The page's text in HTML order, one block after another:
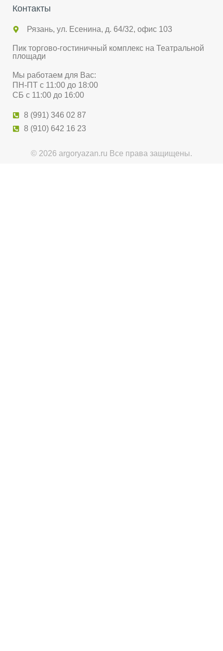
Контакты
Рязань, ул. Есенина, д. 64/32, офис 103
Пик торгово-гостиничный комплекс на Театральной
площади
Мы работаем для Вас:
ПН-ПТ с 11:00 до 18:00
СБ с 11:00 до 16:00
8 (991) 346 02 87
8 (910) 642 16 23
© 2026 argoryazan.ru Все права защищены.